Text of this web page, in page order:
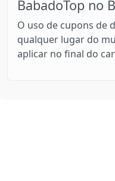
BabadoTop no
O uso de cupons de
qualquer lugar do
aplicar no final do